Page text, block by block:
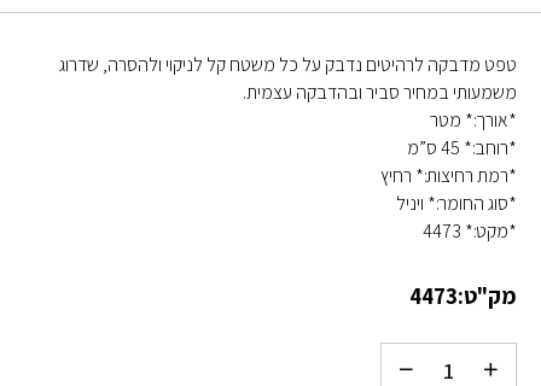
טפט מדבקה לרהיטים נדבק על כל משטח קל לניקוי ולהסרה, שדרוג
משמעותי במחיר סביר ובהדבקה עצמית.
*אורך:* מטר
*רוחב:* 45 ס”מ
*רמת רחיצות:* רחיץ
*סוג החומר:* ויניל
*מקט:* 4473
מק"ט:4473